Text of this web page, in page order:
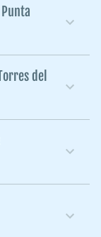
del